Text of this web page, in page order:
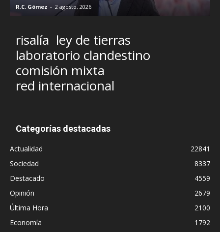
R.C. Gómez - 2 agosto, 2026
risalía ley de tierras
laboratorio clandestino
comisión mixta
red internacional
Categorías destacadas
Actualidad
22841
Sociedad
8337
Destacado
4559
Opinión
2679
Última Hora
2100
Economía
1792